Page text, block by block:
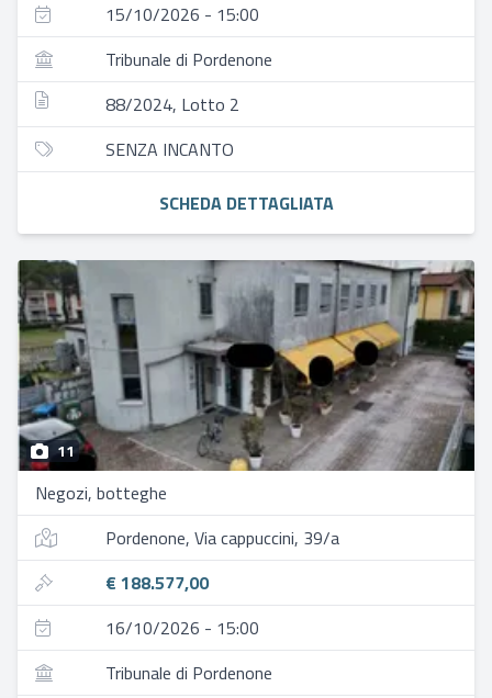
15/10/2026 - 15:00
Tribunale di Pordenone
88/2024, Lotto 2
SENZA INCANTO
SCHEDA DETTAGLIATA
11
Negozi, botteghe
Pordenone, Via cappuccini, 39/a
€ 188.577,00
16/10/2026 - 15:00
Tribunale di Pordenone